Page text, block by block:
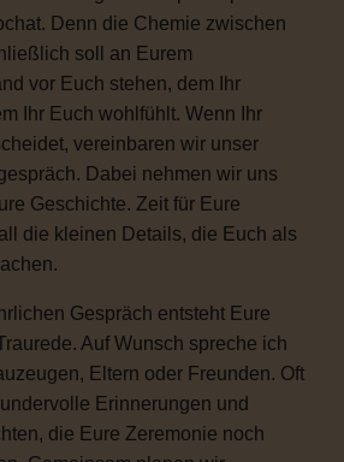
Denn die Chemie zwischen
soll an Eurem
vor Euch stehen, dem Ihr
Ihr Euch wohlfühlt. Wenn Ihr
vereinbaren wir unser
Dabei nehmen wir uns
Geschichte. Zeit für Eure
die kleinen Details, die Euch als
Gespräch entsteht Eure
Auf Wunsch spreche ich
Eltern oder Freunden. Oft
Erinnerungen und
die Eure Zeremonie noch